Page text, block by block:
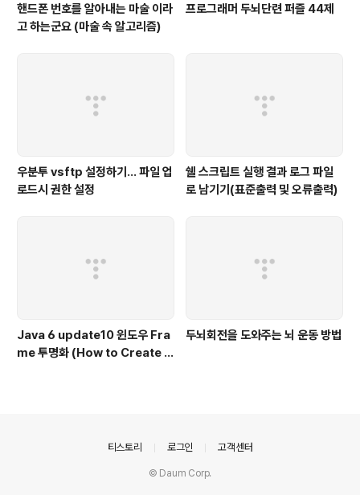
핸드폰 번호를 알아내는 마술 이라
고 하는군요 (마술 속 알고리즘)
프로그래머 두뇌단련 퍼즐 44제
우분투 vsftp 설정하기... 파일 업
로드시 권한 설정
쉘 스크립트 실행 결과 로그 파일
로 남기기(표준출력 및 오류출력)
Java 6 update10 윈도우 Fra
me 투명화 (How to Create T
두뇌회전을 도와주는 뇌 운동 방법
티스토리 로그인 고객센터
© Daum Corp.